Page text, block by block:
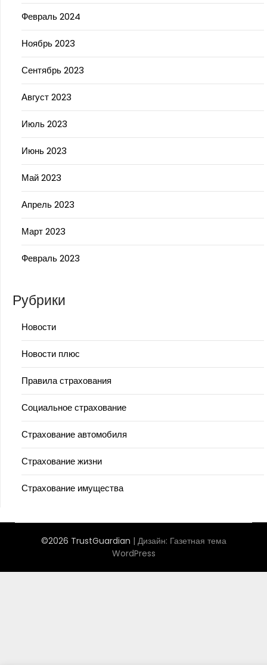
Февраль 2024
Ноябрь 2023
Сентябрь 2023
Август 2023
Июль 2023
Июнь 2023
Май 2023
Апрель 2023
Март 2023
Февраль 2023
Рубрики
Новости
Новости плюс
Правила страхования
Социальное страхование
Страхование автомобиля
Страхование жизни
Страхование имущества
©2026 TrustGuardian | Дизайн: Газетная тема
WordPress